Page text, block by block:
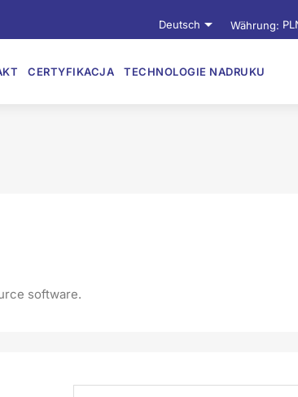
Deutsch Währung:
CERTYFIKACJA TECHNOLOGIE NADRUKU
software.